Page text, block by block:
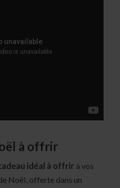
à offrir
idéal à offrir à vos
Noël, offerte dans un